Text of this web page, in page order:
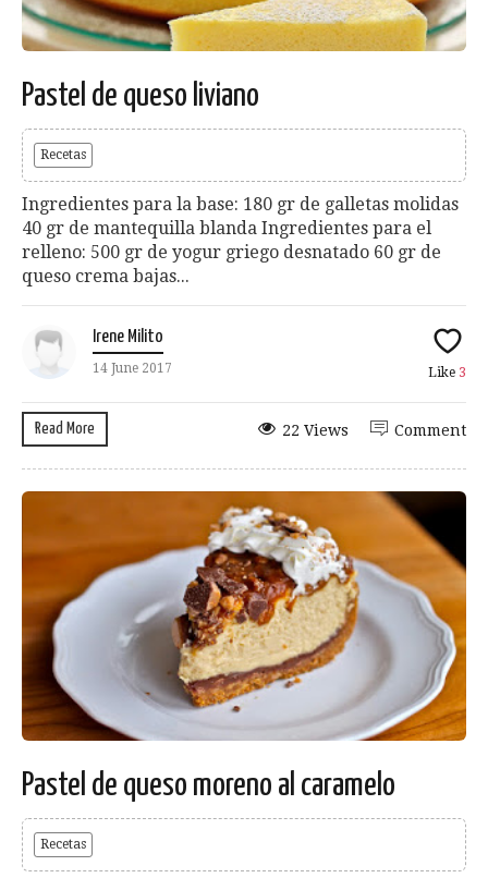
Pastel de queso liviano
Recetas
Ingredientes para la base: 180 gr de galletas molidas
40 gr de mantequilla blanda Ingredientes para el
relleno: 500 gr de yogur griego desnatado 60 gr de
queso crema bajas...
Irene Milito
14 June 2017 Like 3
Read More Comment
22 Views
Pastel de queso moreno al caramelo
Recetas